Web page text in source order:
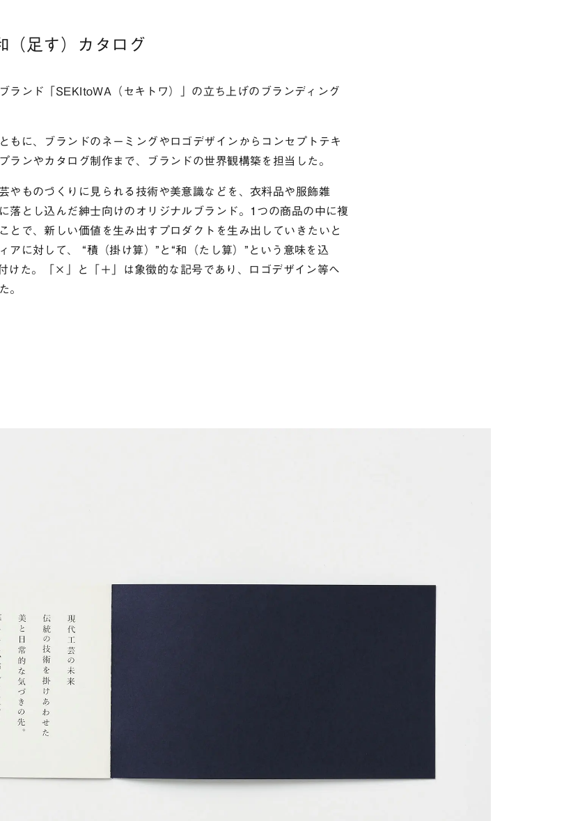
（足す）カタログ
ランド「SEKItoWA（セキトワ）」の立ち上げのブランディング
もに、ブランドのネーミングやロゴデザインからコンセプトテキ
ランやカタログ制作まで、ブランドの世界観構築を担当した。
やものづくりに見られる技術や美意識などを、衣料品や服飾雑
落とし込んだ紳士向けのオリジナルブランド。1つの商品の中に複
とで、新しい価値を生み出すプロダクトを生み出していきたいと
アに対して、 “積（掛け算）”と“和（たし算）”という意味を込
けた。「×」と「＋」は象徴的な記号であり、ロゴデザイン等へ
。